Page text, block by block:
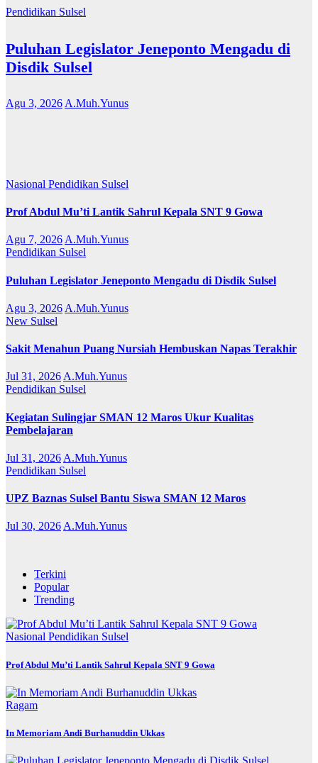
Pendidikan Sulsel
Puluhan Legislator Jeneponto Mengadu di
Disdik Sulsel
Agu 3, 2026 A.Muh.Yunus
Nasional Pendidikan Sulsel
Prof Abdul Mu’ti Lantik Sahrul Kepala SNT 9 Gowa
Agu 7, 2026 A.Muh.Yunus
Pendidikan Sulsel
Puluhan Legislator Jeneponto Mengadu di Disdik Sulsel
Agu 3, 2026 A.Muh.Yunus
New Sulsel
Sakit Menahun Puang Nursiah Hembuskan Napas Terakhir
Jul 31, 2026A.Muh.Yunus
Pendidikan Sulsel
Kegiatan Sulingjar SMAN 12 Maros Ukur Kualitas
Pembelajaran
Jul 31, 2026 A.Muh.Yunus
Pendidikan Sulsel
UPZ Baznas Sulsel Bantu Siswa SMAN 12 Maros
Jul 30, 2026A.Muh.Yunus
Terkini
Popular
Trending
Nasional Pendidikan Sulsel
Prof Abdul Mu’ti Lantik Sahrul Kepala SNT 9 Gowa
Ragam
In Memoriam Andi Burhanuddin Ukkas